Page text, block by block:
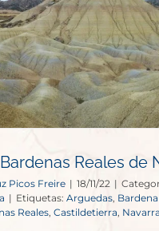
Reales de
Picos Freire | 18/11/22 |
| Etiquetas: Arguedas
Reales Castildetierra Navarra